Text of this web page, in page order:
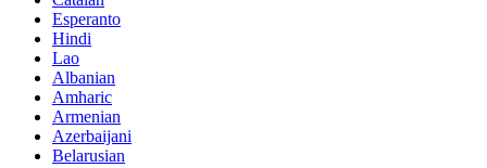
Esperanto
Hindi
Lao
Albanian
Amharic
Armenian
Azerbaijani
Belarusian